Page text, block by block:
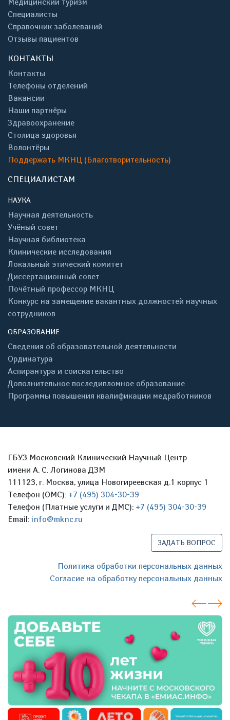
Специалисты
Справочник заболеваний
Отзывы пациентов
КОНТАКТЫ
Контакты
Телефоны отделений
Вакансии
Наши партнёры
Здравоохранение
Столица здоровья
Волонтёры
Поддержать МКНЦ (Благотворительность)
СПЕЦИАЛИСТАМ
НАУКА
Научная деятельность
Учёный совет
Научная библиотека
Клинические исследования
Локальный этический комитет
Диссертационный совет
Почётный профессор МКНЦ
Конкурс на замещение вакантных должностей научных
сотрудников
ОБРАЗОВАНИЕ
Сведения об образовательной деятельности
Ординатура
Аспирантура и соискательство
Дополнительное последипломное образование
Программы повышения квалификации медработников
ГБУЗ Московский Клинический Научный Центр
имени А. С. Логинова ДЗМ
111123, г. Москва, улица Новогиреевская д.1 корпус 1
Телефон (ОМС): +7 (495) 304-30-39
Телефон (Платные услуги и ДМС): +7 (495) 304-30-39
Email: info@mknc.ru
ЗАДАТЬ ВОПРОС
Политика обработки персональных данных
Согласие на обработку персональных данных